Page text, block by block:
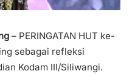
– PERINGATAN HUT ke-
sebagai refleksi
Kodam III/Siliwangi.